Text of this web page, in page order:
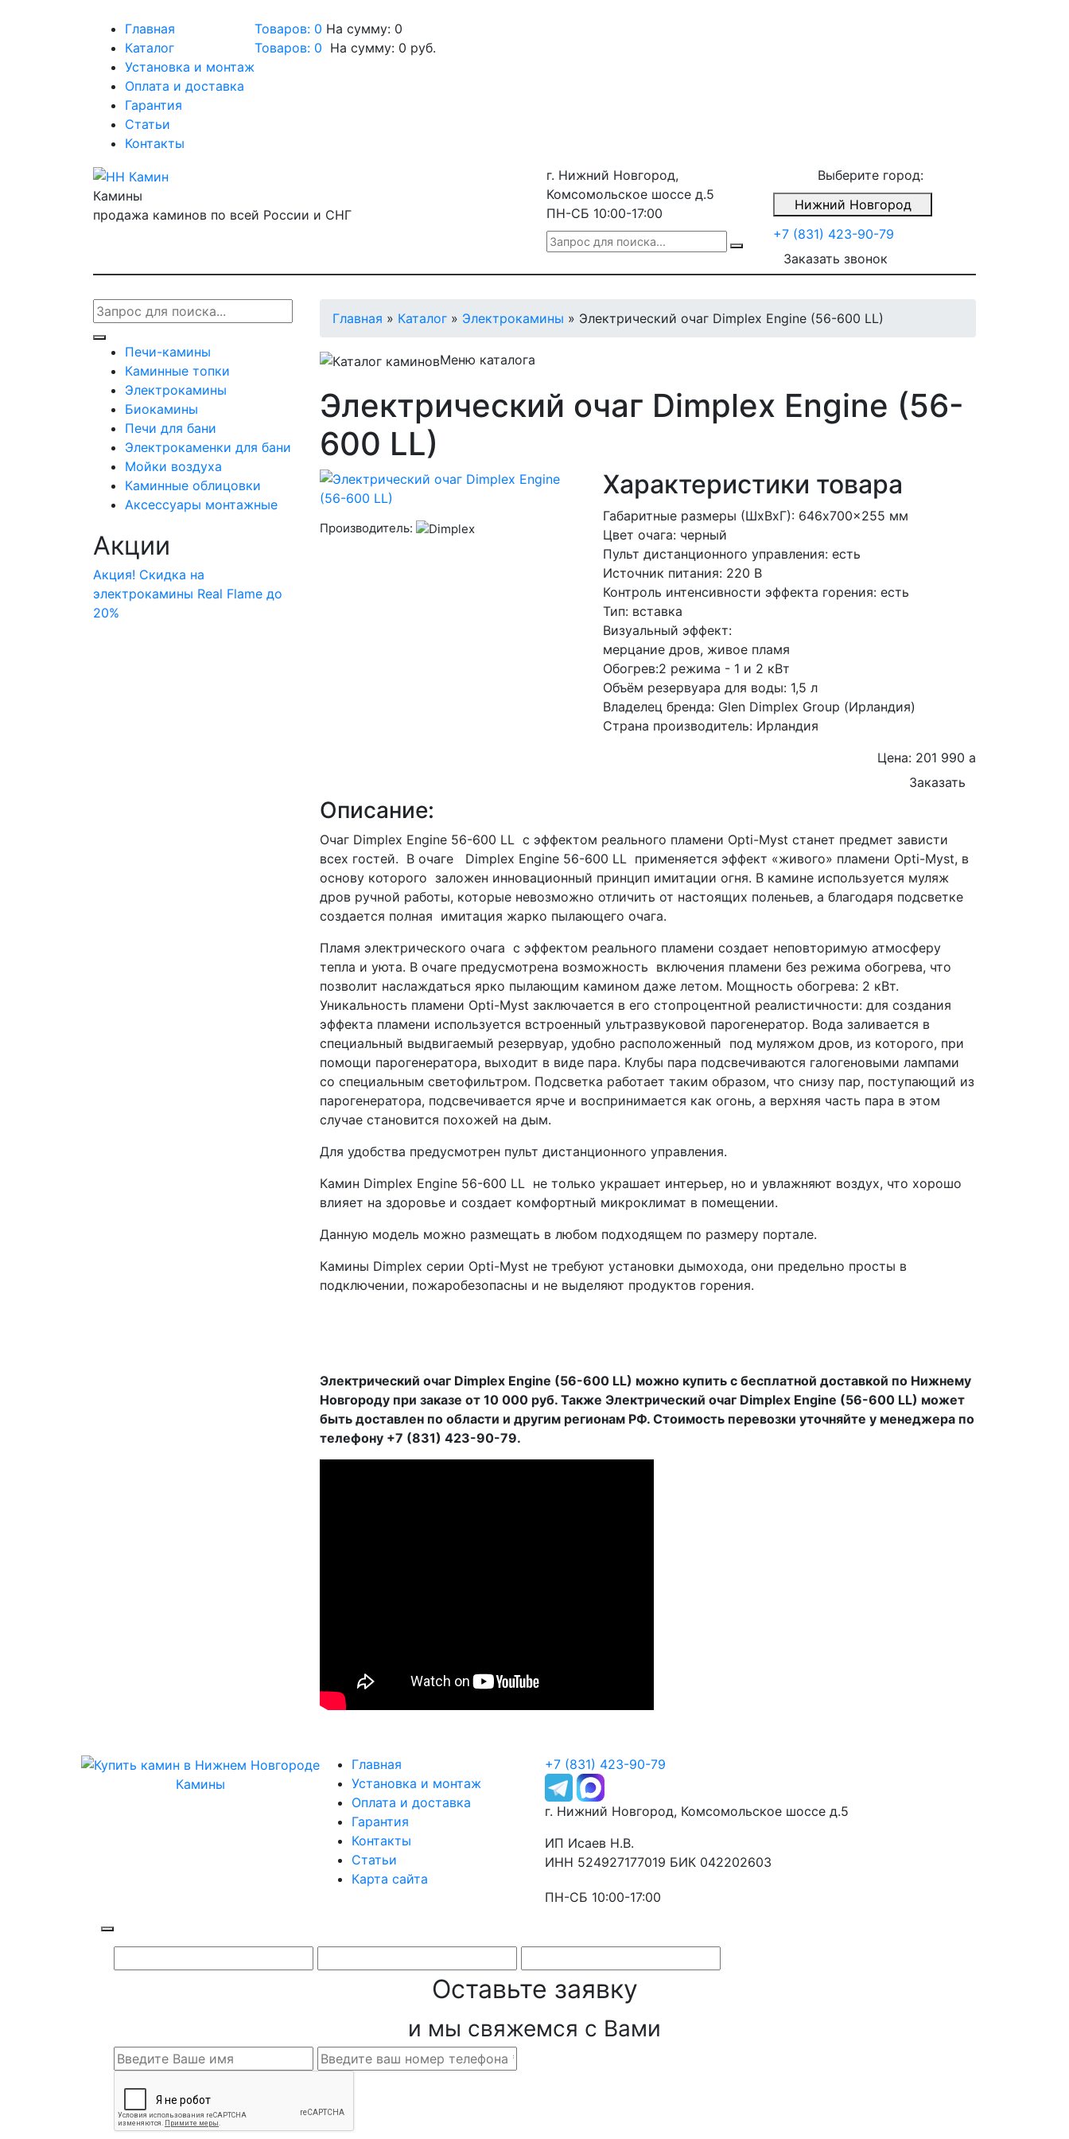
Главная
Каталог
Установка и монтаж
Оплата и доставка
Гарантия
Статьи
Контакты
Товаров: 0 На сумму: 0
Товаров: 0 На сумму: 0 руб.
Камины
продажа каминов по всей России и СНГ
г. Нижний Новгород,
Комсомольское шоссе д.5
ПН-СБ 10:00-17:00
Выберите город:
Нижний Новгород
+7 (831) 423-90-79
Заказать звонок
Печи-камины
Каминные топки
Электрокамины
Биокамины
Печи для бани
Электрокаменки для бани
Мойки воздуха
Каминные облицовки
Аксессуары монтажные
Акции
Акция! Скидка на
электрокамины Real Flame до
20%
Главная » Каталог » Электрокамины » Электрический очаг Dimplex Engine (56-600 LL)
Меню каталога
Электрический очаг Dimplex Engine (56-
600 LL)
Производитель:
Характеристики товара
Габаритные размеры (ШхВхГ): 646x700x255 мм
Цвет очага: черный
Пульт дистанционного управления: есть
Источник питания: 220 В
Контроль интенсивности эффекта горения: есть
Тип: вставка
Визуальный эффект:
мерцание дров, живое пламя
Обогрев:2 режима - 1 и 2 кВт
Объём резервуара для воды: 1,5 л
Владелец бренда: Glen Dimplex Group (Ирландия)
Страна производитель: Ирландия
Цена: 201 990 a
Заказать
Описание:
Очаг Dimplex Engine 56-600 LL с эффектом реального пламени Opti-Myst станет предмет зависти
всех гостей. В очаге Dimplex Engine 56-600 LL применяется эффект «живого» пламени Opti-Myst, в
основу которого заложен инновационный принцип имитации огня. В камине используется муляж
дров ручной работы, которые невозможно отличить от настоящих поленьев, а благодаря подсветке
создается полная имитация жарко пылающего очага.
Пламя электрического очага с эффектом реального пламени создает неповторимую атмосферу
тепла и уюта. В очаге предусмотрена возможность включения пламени без режима обогрева, что
позволит наслаждаться ярко пылающим камином даже летом. Мощность обогрева: 2 кВт.
Уникальность пламени Opti-Myst заключается в его стопроцентной реалистичности: для создания
эффекта пламени используется встроенный ультразвуковой парогенератор. Вода заливается в
специальный выдвигаемый резервуар, удобно расположенный под муляжом дров, из которого, при
помощи парогенератора, выходит в виде пара. Клубы пара подсвечиваются галогеновыми лампами
со специальным светофильтром. Подсветка работает таким образом, что снизу пар, поступающий из
парогенератора, подсвечивается ярче и воспринимается как огонь, а верхняя часть пара в этом
случае становится похожей на дым.
Для удобства предусмотрен пульт дистанционного управления.
Камин Dimplex Engine 56-600 LL не только украшает интерьер, но и увлажняют воздух, что хорошо
влияет на здоровье и создает комфортный микроклимат в помещении.
Данную модель можно размещать в любом подходящем по размеру портале.
Камины Dimplex серии Opti-Myst не требуют установки дымохода, они предельно просты в
подключении, пожаробезопасны и не выделяют продуктов горения.
Электрический очаг Dimplex Engine (56-600 LL) можно купить с бесплатной доставкой по Нижнему
Новгороду при заказе от 10 000 руб. Также Электрический очаг Dimplex Engine (56-600 LL) может
быть доставлен по области и другим регионам РФ. Стоимость перевозки уточняйте у менеджера по
телефону +7 (831) 423-90-79.
Камины
Главная
Установка и монтаж
Оплата и доставка
Гарантия
Контакты
Статьи
Карта сайта
+7 (831) 423-90-79
г. Нижний Новгород, Комсомольское шоссе д.5
ИП Исаев Н.В.
ИНН 524927177019 БИК 042202603
ПН-СБ 10:00-17:00
Оставьте заявку
и мы свяжемся с Вами